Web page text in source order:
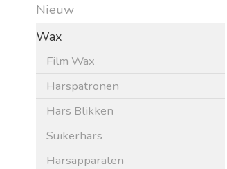
Nieuw
Wax
Film Wax
Harspatronen
Hars Blikken
Suikerhars
Harsapparaten